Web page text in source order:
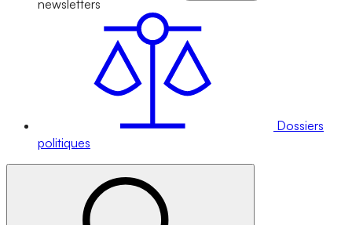
newsletters
Dossiers
politiques